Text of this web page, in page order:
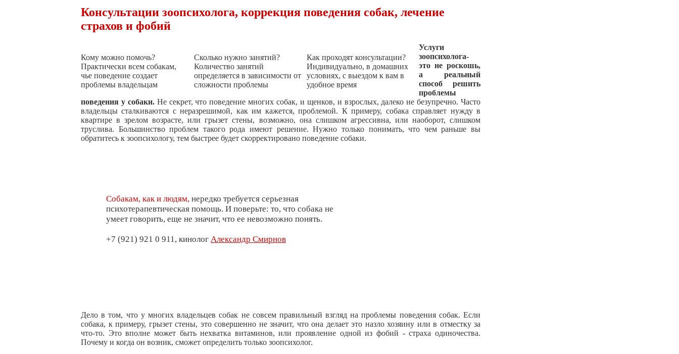
Консультации зоопсихолога, коррекция поведения собак, лечение
страхов и фобий
Кому можно помочь?
Практически всем собакам,
чье поведение создает
проблемы владельцам
Сколько нужно занятий?
Количество занятий
определяется в зависимости от
сложности проблемы
Как проходят консультации?
Индивидуально, в домашних
условиях, с выездом к вам в
удобное время
Услуги
зоопсихолога-
это не роскошь,
а реальный
способ решить
проблемы
поведения у собаки.Не секрет, что поведение многих собак, и щенков, и взрослых, далеко не безупречно. Часто
владельцы сталкиваются с неразрешимой, как им кажется, проблемой. К примеру, собака справляет нужду в
квартире в зрелом возрасте, или грызет стены, возможно, она слишком агрессивна, или наоборот, слишком
труслива. Большинство проблем такого рода имеют решение. Нужно только понимать, что чем раньше вы
обратитесь к зоопсихологу, тем быстрее будет скорректировано поведение собаки.
Собакам, как и людям, нередко требуется серьезная
психотерапевтическая помощь. И поверьте: то, что собака не
умеет говорить, еще не значит, что ее невозможно понять.
+7 (921) 921 0 911, кинолог Александр Смирнов
Дело в том, что у многих владельцев собак не совсем правильный взгляд на проблемы поведения собак. Если
собака, к примеру, грызет стены, это совершенно не значит, что она делает это назло хозяину или в отместку за
что-то. Это вполне может быть нехватка витаминов, или проявление одной из фобий - страха одиночества.
Почему и когда он возник, сможет определить только зоопсихолог.